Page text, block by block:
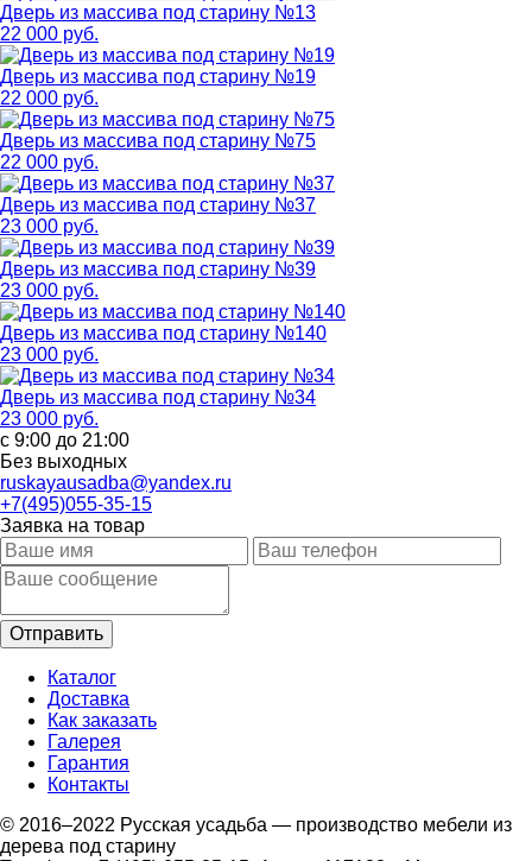
Дверь из массива под старину №13
22 000 руб.
Дверь из массива под старину №19
22 000 руб.
Дверь из массива под старину №75
22 000 руб.
Дверь из массива под старину №37
23 000 руб.
Дверь из массива под старину №39
23 000 руб.
Дверь из массива под старину №140
23 000 руб.
Дверь из массива под старину №34
23 000 руб.
с 9:00 до 21:00
Без выходных
ruskayausadba@yandex.ru
+7(495)055-35-15
Заявка на товар
Каталог
Доставка
Как заказать
Галерея
Гарантия
Контакты
© 2016–2022 Русская усадьба — производство мебели из
дерева под старину